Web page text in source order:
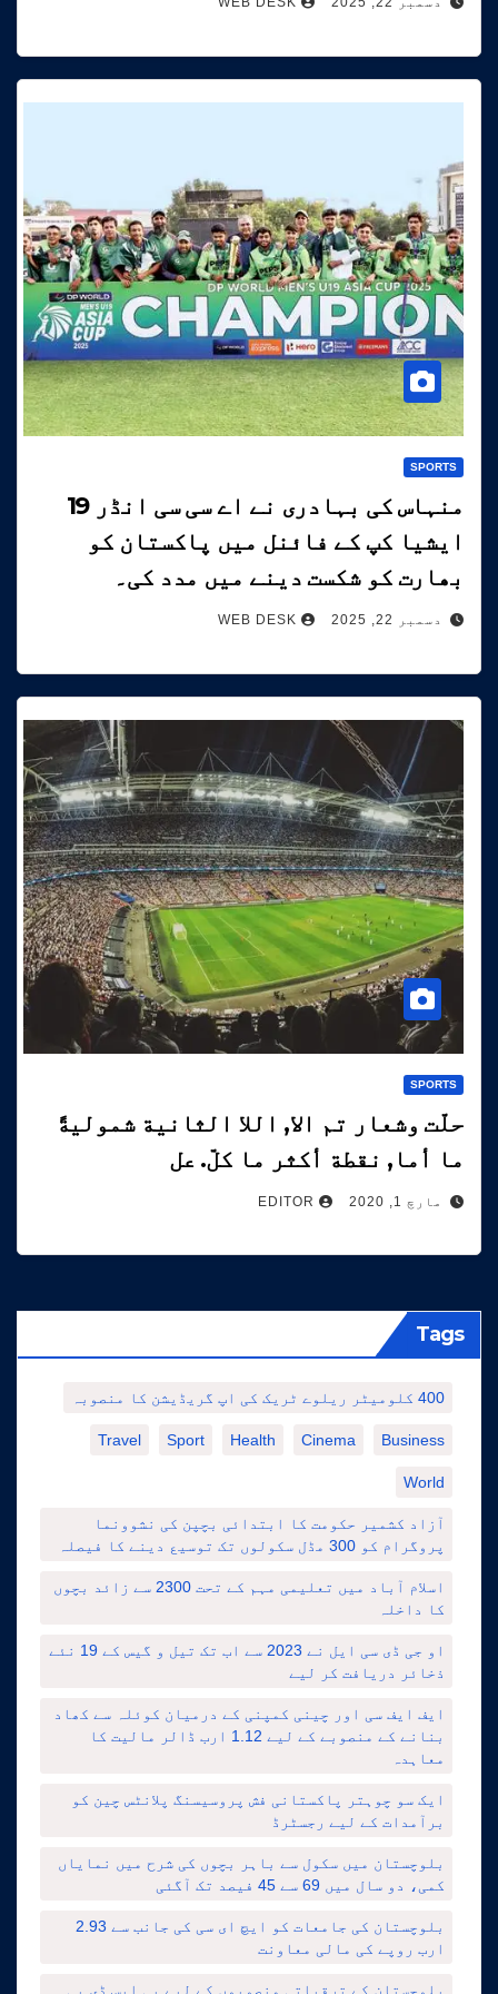
SPORTS
منہاس کی بہادری نے اے سی سی انڈر 19
ایشیا کپ کے فائنل میں پاکستان کو
بھارت کو شکست دینے میں مدد کی۔
دسمبر 22, 2025 WEB DESK
SPORTS
حلّت وشعار تم الا, اللا الثانية شموليةً
ما أما, نقطة أكثر ما كلّ. عل
مارچ 1, 2020 EDITOR
Tags
400 کلومیٹر ریلوے ٹریک کی اپ گریڈیشن کا منصوبہ
Business
Cinema
Health
Sport
Travel
World
آزاد کشمیر حکومت کا ابتدائی بچپن کی نشوونما
پروگرام کو 300 مڈل سکولوں تک توسیع دینے کا فیصلہ
اسلام آباد میں تعلیمی مہم کے تحت 2300 سے زائد بچوں
کا داخلہ
او جی ڈی سی ایل نے 2023 سے اب تک تیل و گیس کے 19 نئے
ذخائر دریافت کر لیے
ایف ایف سی اور چینی کمپنی کے درمیان کوئلہ سے کھاد
بنانے کے منصوبے کے لیے 1.12 ارب ڈالر مالیت کا
معاہدہ
ایک سو چوہتر پاکستانی فش پروسیسنگ پلانٹس چین کو
برآمدات کے لیے رجسٹرڈ
بلوچستان میں سکول سے باہر بچوں کی شرح میں نمایاں
کمی، دو سال میں 69 سے 45 فیصد تک آگئی
بلوچستان کی جامعات کو ایچ ای سی کی جانب سے 2.93
ارب روپے کی مالی معاونت
بلوچستان کے ترقیاتی منصوبوں کے لیے پی ایس ڈی پی